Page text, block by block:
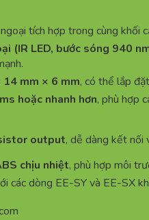
tích hợp trong cùng khối
(IR LED, bước sóng 940
14 mm × 6 mm, có thể lắp
hoặc nhanh hơn, phù hợp
output, dễ dàng kết nối
chịu nhiệt, phù hợp môi
các dòng EE-SY và EE-SX